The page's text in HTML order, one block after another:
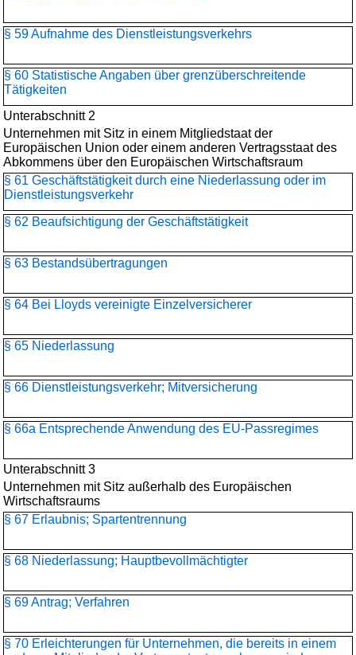
§ 59 Aufnahme des Dienstleistungsverkehrs
§ 60 Statistische Angaben über grenzüberschreitende
Tätigkeiten
Unterabschnitt 2
Unternehmen mit Sitz in einem Mitgliedstaat der
Europäischen Union oder einem anderen Vertragsstaat des
Abkommens über den Europäischen Wirtschaftsraum
§ 61 Geschäftstätigkeit durch eine Niederlassung oder im
Dienstleistungsverkehr
§ 62 Beaufsichtigung der Geschäftstätigkeit
§ 63 Bestandsübertragungen
§ 64 Bei Lloyds vereinigte Einzelversicherer
§ 65 Niederlassung
§ 66 Dienstleistungsverkehr; Mitversicherung
§ 66a Entsprechende Anwendung des EU-Passregimes
Unterabschnitt 3
Unternehmen mit Sitz außerhalb des Europäischen
Wirtschaftsraums
§ 67 Erlaubnis; Spartentrennung
§ 68 Niederlassung; Hauptbevollmächtigter
§ 69 Antrag; Verfahren
§ 70 Erleichterungen für Unternehmen, die bereits in einem